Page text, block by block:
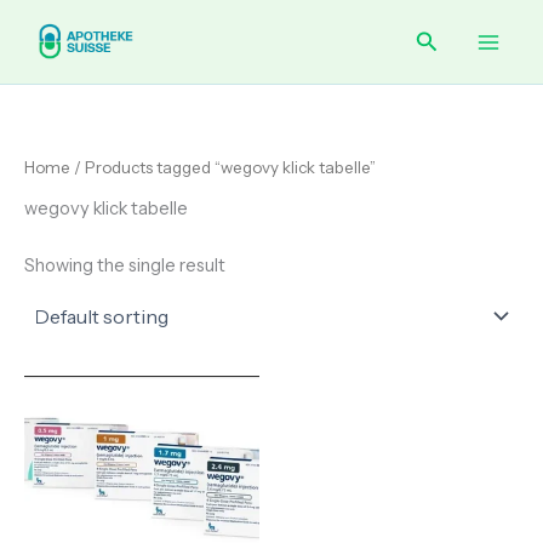
content
Search
Home / Products tagged “wegovy klick tabelle”
wegovy klick tabelle
Showing the single result
through
€ 260.00